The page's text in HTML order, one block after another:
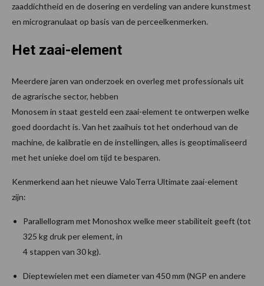
zaaddichtheid en de dosering en verdeling van andere kunstmest
en microgranulaat op basis van de perceelkenmerken.
Het zaai-element
Meerdere jaren van onderzoek en overleg met professionals uit
de agrarische sector, hebben
Monosem in staat gesteld een zaai-element te ontwerpen welke
goed doordacht is. Van het zaaihuis tot het onderhoud van de
machine, de kalibratie en de instellingen, alles is geoptimaliseerd
met het unieke doel om tijd te besparen.
Kenmerkend aan het nieuwe ValoTerra Ultimate zaai-element
zijn:
Parallellogram met Monoshox welke meer stabiliteit geeft (tot
325 kg druk per element, in
4 stappen van 30 kg).
Dieptewielen met een diameter van 450 mm (NGP en andere